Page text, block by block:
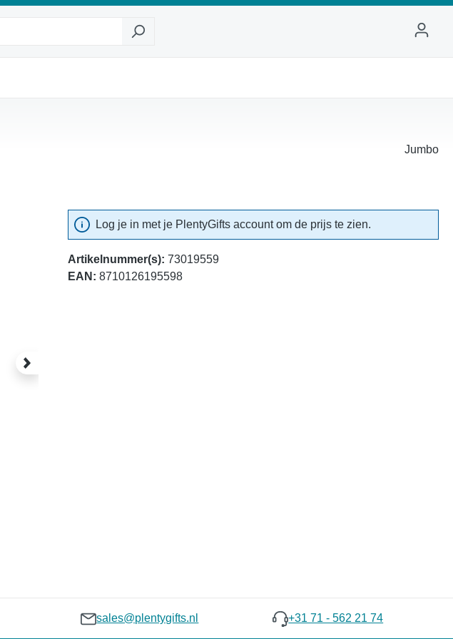
Jumbo
Log je in met je PlentyGifts account om de prijs te zien.
Artikelnummer(s): 73019559
EAN: 8710126195598
sales@plentygifts.nl +31 71 - 562 21 74